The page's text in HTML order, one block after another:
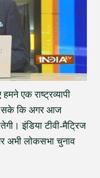
एक राष्ट्रव्यापी
सके कि अगर आज
इंडिया टीवी-मैट्रिज
अभी लोकसभा चुनाव